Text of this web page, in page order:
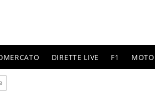
DIRETTE LIVE F1 MOTO